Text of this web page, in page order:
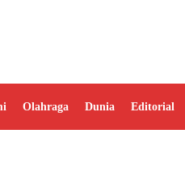
Olahraga Dunia Editorial